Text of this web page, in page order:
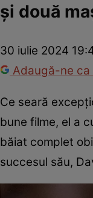
și două
30 iulie 2024
Adaugă-ne ca
Ce seară
bune filme, el a
băiat complet
succesul său,